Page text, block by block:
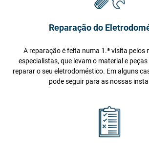
Reparação do
A reparação é feita numa 1.ª visita pelos
especialistas, que levam o material e
reparar o seu eletrodoméstico. Em alguns
pode seguir para as nossas